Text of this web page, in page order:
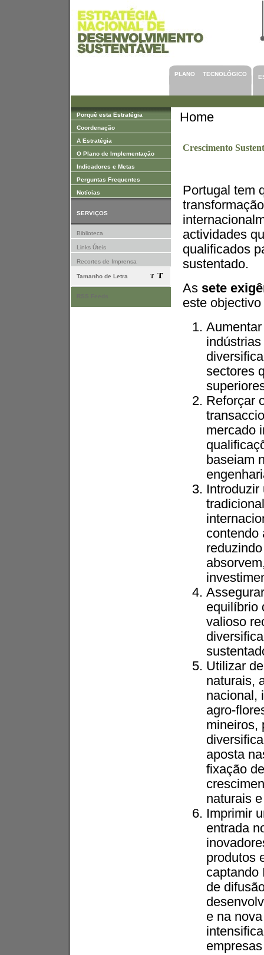
PLANO TECNOLÓGICO
Porquê esta Estratégia
Coordenação
A Estratégia
O Plano de Implementação
Indicadores e Metas
Perguntas Frequentes
Notícias
SERVIÇOS
Biblioteca
Links Úteis
Recortes de Imprensa
Tamanho de Letra
Home
Crescimento
Portugal tem
actividades
qualificados
sustentado.
As sete
este
sectores
Reforçar
mercado
baseiam
Introduzir
contendo
equilíbrio
valioso
Utilizar
naturais,
nacional,
agro-
mineiros,
aposta
fixação
naturais
Imprimir
entrada
produtos
captando
de
e na